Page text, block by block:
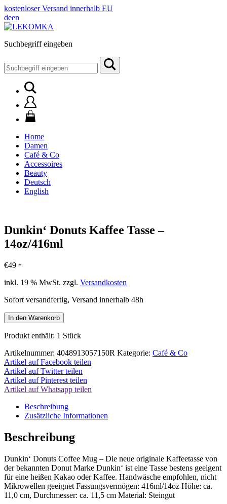
kostenloser Versand innerhalb EU
deen
Suchbegriff eingeben
nach:
Home
Damen
Café & Co
Accessoires
Beauty
Deutsch
English
Dunkin‘ Donuts Kaffee Tasse –
14oz/416ml
€49 *
inkl. 19 % MwSt. zzgl. Versandkosten
Sofort versandfertig, Versand innerhalb 48h
Dunkin'
Donuts
Kaffee
-
14oz/416ml
Menge
In den Warenkorb
Produkt enthält: 1 Stück
Artikelnummer: 4048913057150R Kategorie: Café & Co
Artikel auf Facebook teilen
Artikel auf Twitter teilen
Artikel auf Pinterest teilen
Artikel auf Whatsapp teilen
Beschreibung
Zusätzliche Informationen
Beschreibung
Dunkin‘ Donuts Coffee Mug – Die neue originale Kaffeetasse von
der bekannten Donut Marke Dunkin‘ ist eine Tasse bestens geeigent
für eine heißen Kakao oder Kaffee. Handwäsche empfohlen, nicht
Mikrowellen geeignet Fassungsvermögen: 416ml/14oz Höhe: ca.
11,0 cm, Durchmesser: ca. 11,5 cm Material: Steingut